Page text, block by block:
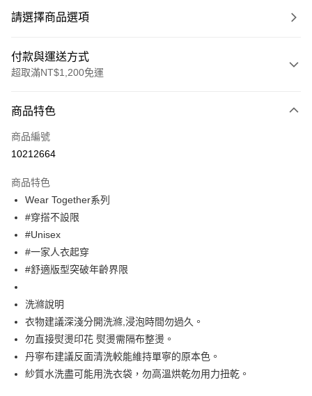
請選擇商品選項
付款與運送方式
超取滿NT$1,200免運
信用卡一次付款
超商取貨付款
街口支付
悠遊付
大哥付你分期
相關說明
2.付款方式選擇「大哥付你分期」，訂單成立後會自動跳轉到大哥付的交易
流程，驗證手機門號後，選擇欲分期的期數、繳款截止日，確認付款後即完
3.實際核准額度、可分期數及費用金額請依後續交易確認頁面所載為準。
4.訂單成立30分鐘內，如未前往確認交易或遇審核未通過，訂單將自動取
消。如遇「轉專審核」未通過狀況，表示未達大哥付你分期系統評分，恕無
法說明評估內容。
ATM付款
運送方式
每筆NT$60，滿NT$1,200(含以上)免運費
商品特色
商品編號
10212664
商品特色
Wear Together系列
#穿搭不設限
#Unisex
#一家人衣起穿
#舒適版型突破年齡界限
洗滌說明
衣物建議深淺分開洗滌,浸泡時間勿過久。
勿直接熨燙印花 熨燙需隔布整燙。
丹寧布建議反面清洗較能維持單寧的原本色。
紗質水洗盡可能用洗衣袋，勿高溫烘乾勿用力扭乾。